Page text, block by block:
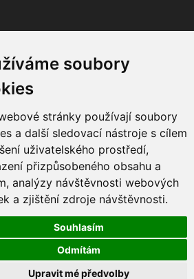
soubory
stránky používají soubory
a další sledovací nástroje s cílem
uživatelského prostředí,
přizpůsobeného obsahu a
analýzy návštěvnosti webových
a zjištění zdroje návštěvnosti.
Souhlasím
Odmítám
Upravit mé předvolby
nám. 16, 779 00 Olomouc
do 17:00
nastavení cookies